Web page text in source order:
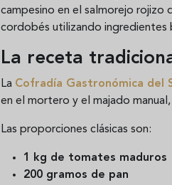
campesino en el salmorejo rojizo
cordobés utilizando ingredientes
La receta
La Cofradía Gastronómica del
en el mortero y el majado
Las proporciones clásicas son:
1 kg de tomates maduros
200 gramos de pan